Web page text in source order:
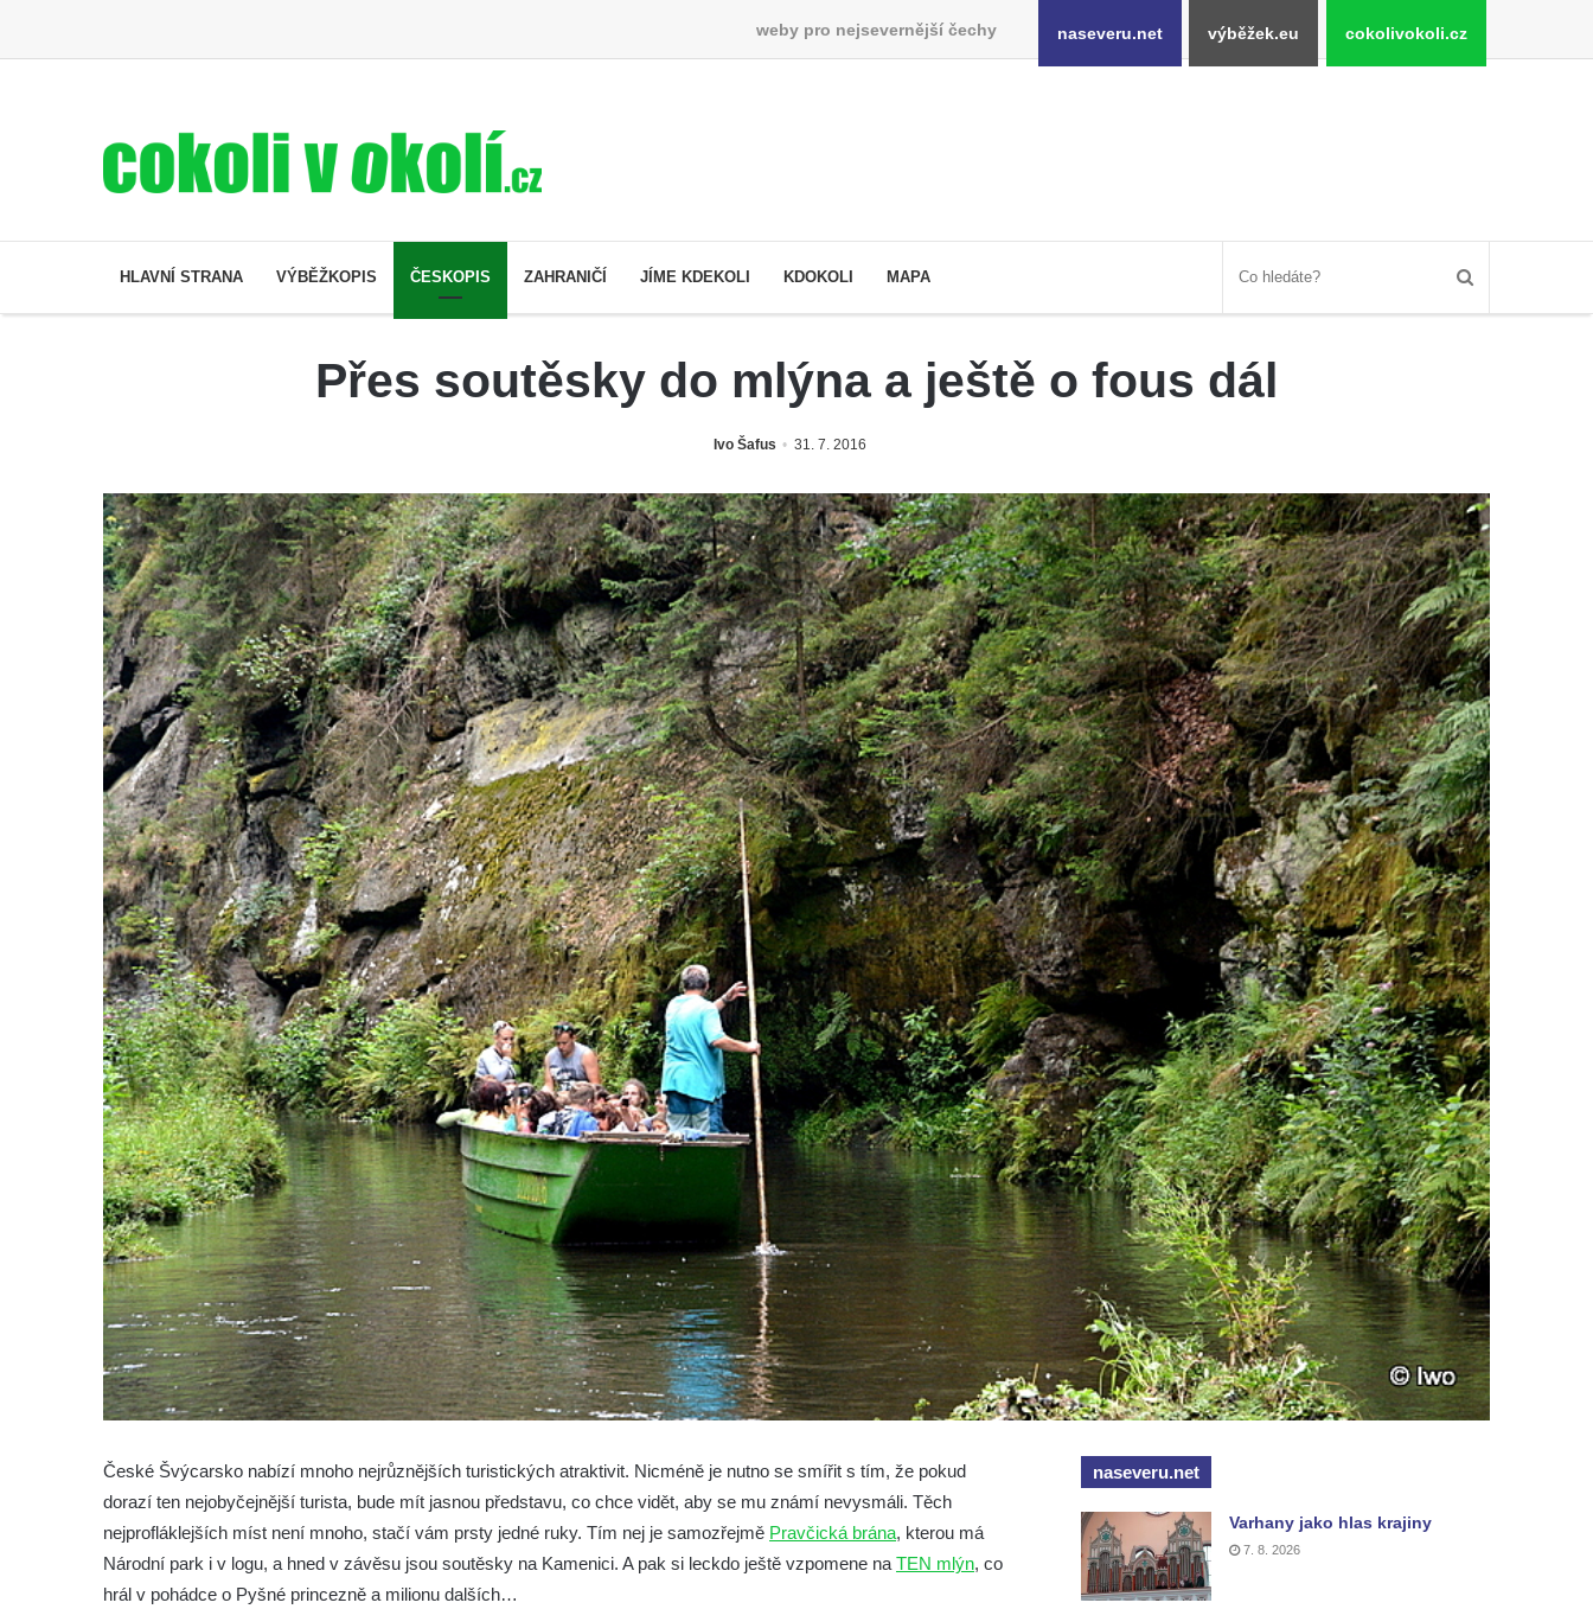
weby pro nejsevernější čechy naseveru.net výběžek.eu cokolivokoli.cz
HLAVNÍ STRANA VÝBĚŽKOPIS ČESKOPIS ZAHRANIČÍ JÍME KDEKOLI KDOKOLI MAPA
Přes soutěsky do mlýna a ještě o fous dál
Ivo Šafus 31. 7. 2016
České Švýcarsko nabízí mnoho nejrůznějších turistických atraktivit. Nicméně je nutno se smířit s tím, že pokud
dorazí ten nejobyčejnější turista, bude mít jasnou představu, co chce vidět, aby se mu známí nevysmáli. Těch
nejprofláklejších míst není mnoho, stačí vám prsty jedné ruky. Tím nej je samozřejmě Pravčická brána, kterou má
Národní park i v logu, a hned v závěsu jsou soutěsky na Kamenici. A pak si leckdo ještě vzpomene na TEN mlýn, co
hrál v pohádce o Pyšné princezně a milionu dalších…
naseveru.net
Varhany jako hlas krajiny
7. 8. 2026